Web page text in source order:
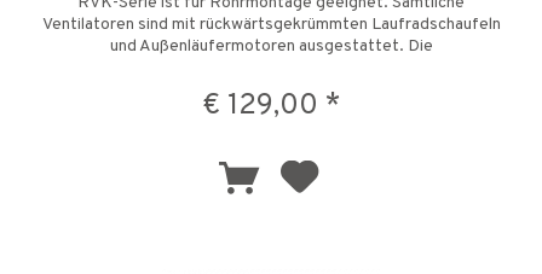
Ventilatoren sind mit rückwärtsgekrümmten Laufradschaufeln
und Außenläufermotoren ausgestattet. Die
€ 129,00 *